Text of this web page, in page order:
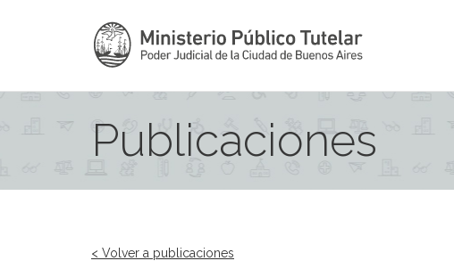
Publicaciones
< Volver a publicaciones